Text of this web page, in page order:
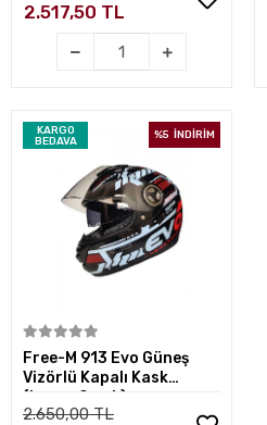
2.517,50 TL
KARGO
BEDAVA
%5 İNDİRİM
Sepete Ekle
Free-M 913 Evo Güneş
Vizörlü Kapalı Kask
(beyaz Camlı)
2.650,00 TL